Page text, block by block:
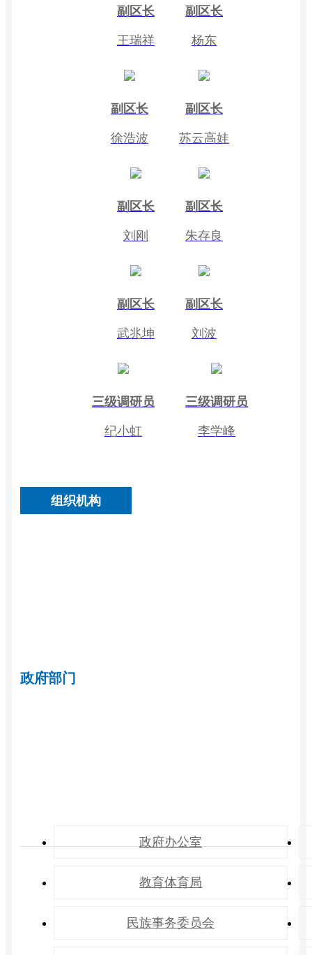
副区长
王瑞祥
副区长
杨东
副区长
徐浩波
副区长
苏云高娃
副区长
刘刚
副区长
朱存良
副区长
武兆坤
副区长
刘波
三级调研员
纪小虹
三级调研员
李学峰
组织机构
政府部门
政府办公室
教育体育局
民族事务委员会